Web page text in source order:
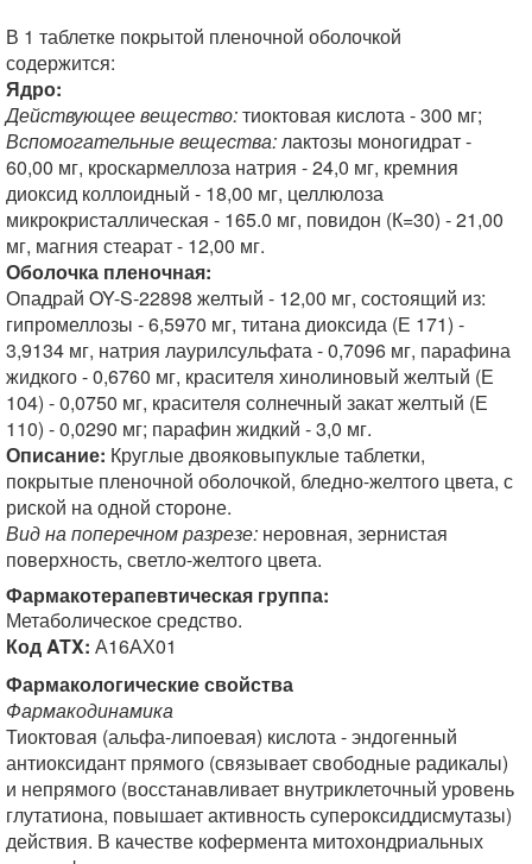
В 1 таблетке покрытой пленочной оболочкой
содержится:
Ядро:
Действующее вещество:тиоктовая кислота - 300 мг;
Вспомогательные вещества:лактозы моногидрат -
60,00 мг, кроскармеллоза натрия - 24,0 мг, кремния
диоксид коллоидный - 18,00 мг, целлюлоза
микрокристаллическая - 165.0 мг, повидон (К=30) - 21,00
мг, магния стеарат - 12,00 мг.
Оболочка пленочная:
Опадрай OY-S-22898 желтый - 12,00 мг, состоящий из:
гипромеллозы - 6,5970 мг, титана диоксида (Е 171) -
3,9134 мг, натрия лаурилсульфата - 0,7096 мг, парафина
жидкого - 0,6760 мг, красителя хинолиновый желтый (Е
104) - 0,0750 мг, красителя солнечный закат желтый (Е
110) - 0,0290 мг; парафин жидкий - 3,0 мг.
Описание: Круглые двояковыпуклые таблетки,
покрытые пленочной оболочкой, бледно-желтого цвета, с
риской на одной стороне.
Вид на поперечном разрезе: неровная, зернистая
поверхность, светло-желтого цвета.
Фармакотерапевтическая группа:
Метаболическое средство.
Код ATX: А16АХ01
Фармакологические свойства
Фармакодинамика
Тиоктовая (альфа-липоевая) кислота - эндогенный
антиоксидант прямого (связывает свободные радикалы)
и непрямого (восстанавливает внутриклеточный уровень
глутатиона, повышает активность супероксиддисмутазы)
действия. В качестве кофермента митохондриальных